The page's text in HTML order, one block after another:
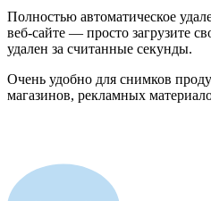
Полностью автоматическое
веб-сайте — просто загрузите
удален за считанные секунды.
Очень удобно для снимков
магазинов, рекламных